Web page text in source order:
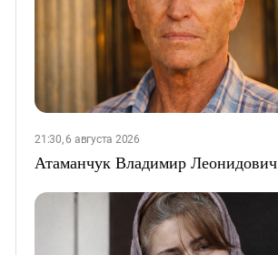
21:30, 6 августа 2026
Атаманчук Владимир Леонидович